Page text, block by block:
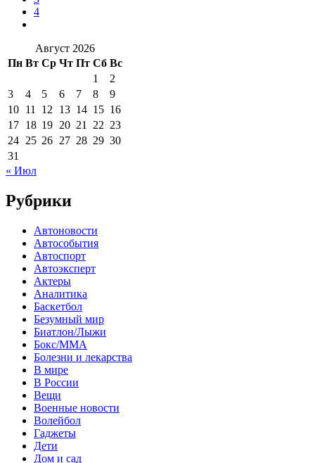
4
Август 2026
Пн Вт Ср Чт Пт Сб Вс
1
2
3
4 5 6 7 8
9
10 11 12 13 14 15 16
17 18 19 20 21 22 23
24 25 26 27 28 29 30
31
« Июл
Рубрики
Автоновости
Автособытия
Автоспорт
Автоэксперт
Актеры
Аналитика
Баскетбол
Безумный мир
Биатлон/Лыжи
Бокс/MMA
Болезни и лекарства
В мире
В России
Вещи
Военные новости
Волейбол
Гаджеты
Дети
Дом и сад